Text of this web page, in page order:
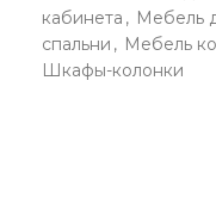
кабинета , Мебель
спальни , Мебель
Шкафы-колонки